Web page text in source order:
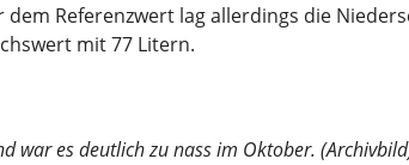
dem Referenzwert lag allerdings die
mit 77 Litern.
war es deutlich zu nass im Oktober.